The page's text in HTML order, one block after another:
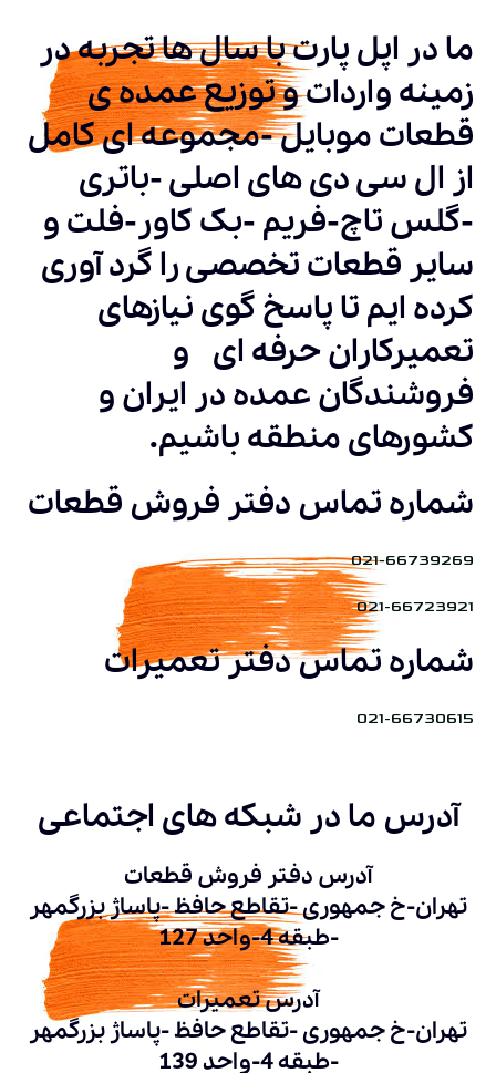
ما در اپل پارت با سال ها تجربه در
زمینه واردات و توزیع عمده ی
قطعات موبایل -مجموعه ای کامل
از ال سی دی های اصلی -باتری
-گلس تاچ-فریم -بک کاور-فلت و
سایر قطعات تخصصی را گرد آوری
کرده ایم تا پاسخ گوی نیازهای
تعمیرکاران حرفه ای و
فروشندگان عمده در ایران و
کشورهای منطقه باشیم.
شماره تماس دفتر فروش قطعات
021-66739269
021-66723921
شماره تماس دفتر تعمیرات
021-66730615
آدرس ما در شبکه های اجتماعی
آدرس دفتر فروش قطعات
تهران-خ جمهوری -تقاطع حافظ -پاساژ بزرگمهر
-طبقه 4-واحد 127
آدرس تعمیرات
تهران-خ جمهوری -تقاطع حافظ -پاساژ بزرگمهر
-طبقه 4-واحد 139